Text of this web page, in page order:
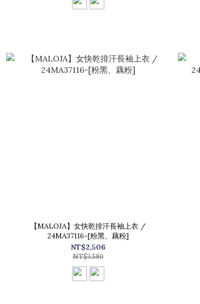
【MALOJA】女快乾排汗長袖上衣 /
24MA37116-[粉黑、藕粉]
NT$2,506
NT$3,580